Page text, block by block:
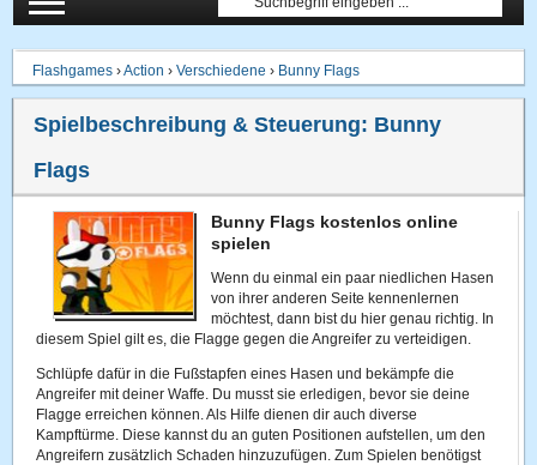
Flashgames ›Action ›Verschiedene › Bunny Flags
Spielbeschreibung & Steuerung: Bunny
Flags
Bunny Flags kostenlos online
spielen
Wenn du einmal ein paar niedlichen Hasen
von ihrer anderen Seite kennenlernen
möchtest, dann bist du hier genau richtig. In
diesem Spiel gilt es, die Flagge gegen die Angreifer zu verteidigen.
Schlüpfe dafür in die Fußstapfen eines Hasen und bekämpfe die
Angreifer mit deiner Waffe. Du musst sie erledigen, bevor sie deine
Flagge erreichen können. Als Hilfe dienen dir auch diverse
Kampftürme. Diese kannst du an guten Positionen aufstellen, um den
Angreifern zusätzlich Schaden hinzuzufügen. Zum Spielen benötigst